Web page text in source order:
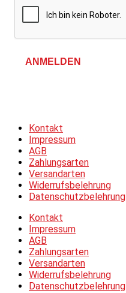
ANMELDEN
Kontakt
Impressum
AGB
Zahlungsarten
Versandarten
Widerrufsbelehrung
Datenschutzbelehrung
Kontakt
Impressum
AGB
Zahlungsarten
Versandarten
Widerrufsbelehrung
Datenschutzbelehrung